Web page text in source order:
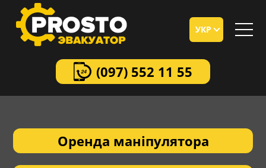
УКР
(097) 552 11 55
Оренда маніпулятора